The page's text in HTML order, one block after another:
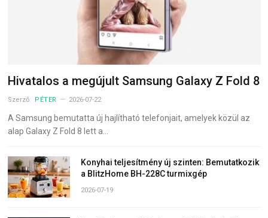
Hivatalos a megújult Samsung Galaxy Z Fold 8
Szerző: PÉTER 2026-07-22
A Samsung bemutatta új hajlítható telefonjait, amelyek közül az
alap Galaxy Z Fold 8 lett a…
Konyhai teljesítmény új szinten: Bemutatkozik
a BlitzHome BH-228C turmixgép
2026-07-19